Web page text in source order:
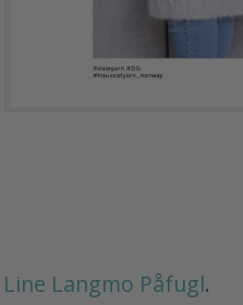
Line Langmo Påfugl.